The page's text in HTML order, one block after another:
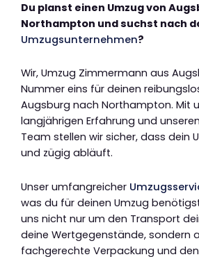
Du planst einen Umzug von
Northampton und suchst nach
Umzugsunternehmen?
Wir, Umzug Zimmermann aus
Nummer eins für deinen
Augsburg nach Northampton. Mit
langjährigen Erfahrung und
Team stellen wir sicher, dass dein
und zügig abläuft.
Unser umfangreicher
was du für deinen Umzug
uns nicht nur um den Transport
deine Wertgegenstände, sondern
fachgerechte Verpackung und